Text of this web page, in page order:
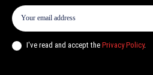
I've read and accept the Privacy Policy.